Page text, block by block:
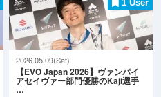
1 User
2026.05.09(Sat)
【EVO Japan 2026】ヴァンパイ
アセイヴァー部門優勝のKaji選手
…